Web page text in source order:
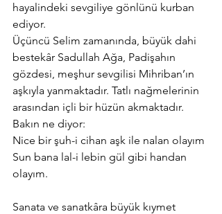
hayalindeki sevgiliye gönlünü kurban
ediyor.
Üçüncü Selim zamanında, büyük dahi
bestekâr Sadullah Ağa, Padişahın
gözdesi, meşhur sevgilisi Mihriban’ın
aşkıyla yanmaktadır. Tatlı nağmelerinin
arasından içli bir hüzün akmaktadır.
Bakın ne diyor:
Nice bir şuh-i cihan aşk ile nalan olayım
Sun bana lal-i lebin gül gibi handan
olayım.
Sanata ve sanatkâra büyük kıymet